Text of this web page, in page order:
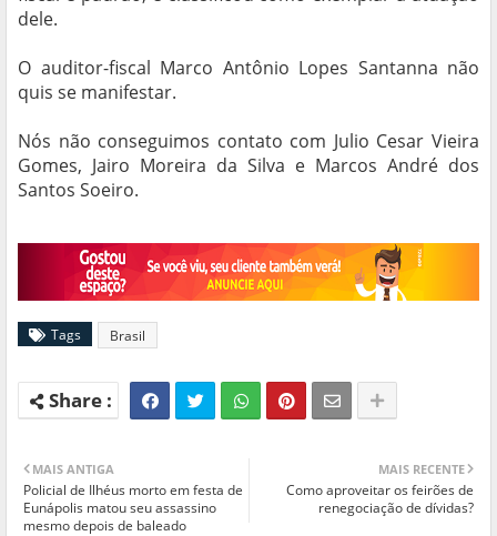
dele.
O auditor-fiscal Marco Antônio Lopes Santanna não
quis se manifestar.
Nós não conseguimos contato com Julio Cesar Vieira
Gomes, Jairo Moreira da Silva e Marcos André dos
Santos Soeiro.
Tags Brasil
MAIS RECENTE
Como aproveitar os feirões de
renegociação de dívidas?
MAIS ANTIGA
Policial de Ilhéus morto em festa de
Eunápolis matou seu assassino
mesmo depois de baleado